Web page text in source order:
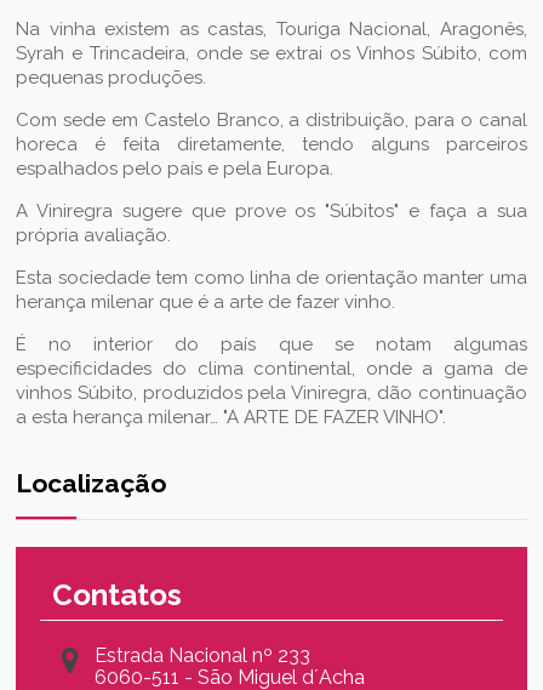
Na vinha existem as castas, Touriga Nacional, Aragonês,
Syrah e Trincadeira, onde se extrai os Vinhos Súbito, com
pequenas produções.
Com sede em Castelo Branco, a distribuição, para o canal
horeca é feita diretamente, tendo alguns parceiros
espalhados pelo país e pela Europa.
A Viniregra sugere que prove os "Súbitos" e faça a sua
própria avaliação.
Esta sociedade tem como linha de orientação manter uma
herança milenar que é a arte de fazer vinho.
É no interior do país que se notam algumas
especificidades do clima continental, onde a gama de
vinhos Súbito, produzidos pela Viniregra, dão continuação
a esta herança milenar… "A ARTE DE FAZER VINHO".
Localização
Contatos
Estrada Nacional nº 233
6060-511 - São Miguel d´Acha